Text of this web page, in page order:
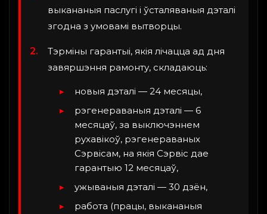
выкананыя паслугі і ўсталяваныя дэталі
згодна з умовамі вытворцы.
Тэрміны гарантыі, якія лічацца ад дня
завяршэння рамонту, складаюць:
новыя дэталі — 24 месяцы,
рэгенераваныя дэталі — 6
месяцаў, за выключэннем
рухавікоў, рэгенераваных
Сэрвісам, на якія Сэрвіс дае
гарантыю 12 месяцаў,
ужываныя дэталі — 30 дзён,
работа (працы, выкананыя